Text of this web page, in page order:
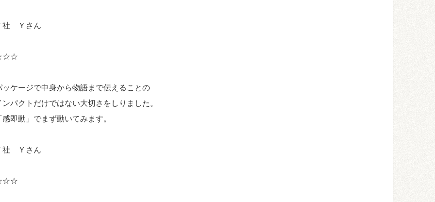
社 Ｙさん
ッケージで中身から物語まで伝えることの
ンパクトだけではない大切さをしりました。
感即動」でまず動いてみます。
社 Ｙさん